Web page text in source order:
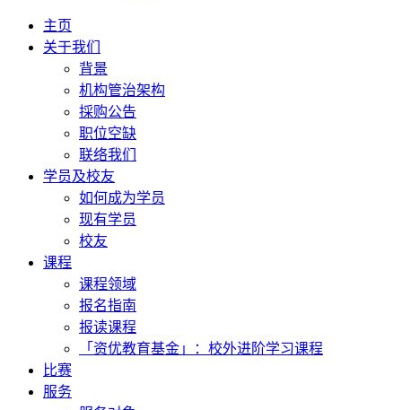
主页
关于我们
背景
机构管治架构
採购公告
职位空缺
联络我们
学员及校友
如何成为学员
现有学员
校友
课程
课程领域
报名指南
报读课程
「资优教育基金」：校外进阶学习课程
比赛
服务